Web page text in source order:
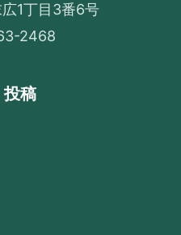
1丁目3番6号
2468
投稿